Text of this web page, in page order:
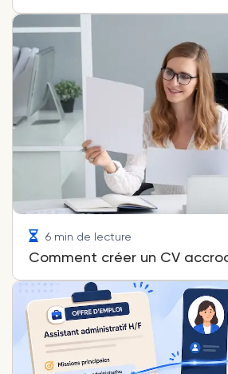
6 min de lecture
Comment créer un CV